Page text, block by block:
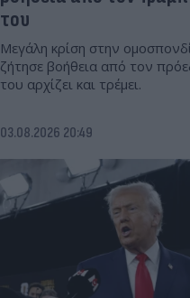
του
Μεγάλη κρίση στην
ζήτησε βοήθεια από τον
του αρχίζει και τρέμει.
03.08.2026 20:49